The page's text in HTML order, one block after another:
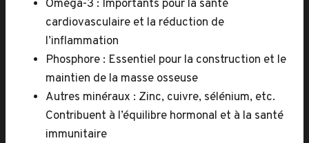
Oméga-3 : Importants pour la santé
cardiovasculaire et la réduction de
l’inflammation
Phosphore : Essentiel pour la construction et le
maintien de la masse osseuse
Autres minéraux : Zinc, cuivre, sélénium, etc.
Contribuent à l’équilibre hormonal et à la santé
immunitaire